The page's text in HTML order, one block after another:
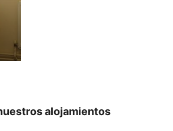
alojamientos